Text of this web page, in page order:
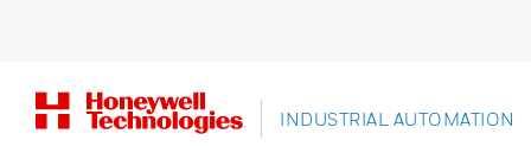
INDUSTRIAL AUTOMATION